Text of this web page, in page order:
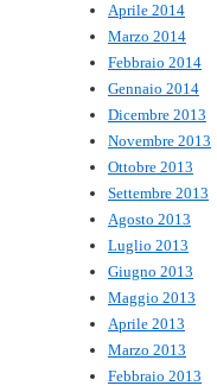
Aprile 2014
Marzo 2014
Febbraio 2014
Gennaio 2014
Dicembre 2013
Novembre 2013
Ottobre 2013
Settembre 2013
Agosto 2013
Luglio 2013
Giugno 2013
Maggio 2013
Aprile 2013
Marzo 2013
Febbraio 2013